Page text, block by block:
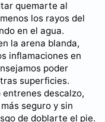
quemarte al
los rayos del
en el agua.
la arena blanda,
inflamaciones en
poder
superficies.
descalzo,
seguro y sin
de doblarte el pie.